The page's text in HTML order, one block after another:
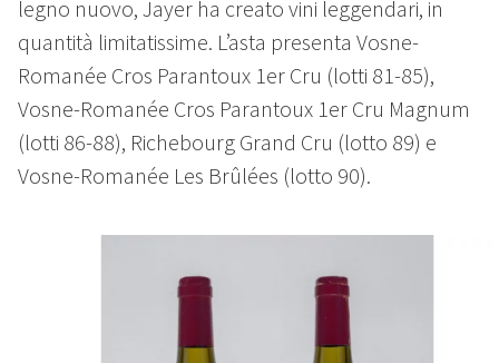
legno nuovo, Jayer ha creato vini leggendari, in
quantità limitatissime. L’asta presenta Vosne-
Romanée Cros Parantoux 1er Cru (lotti 81-85),
Vosne-Romanée Cros Parantoux 1er Cru Magnum
(lotti 86-88), Richebourg Grand Cru (lotto 89) e
Vosne-Romanée Les Brûlées (lotto 90).